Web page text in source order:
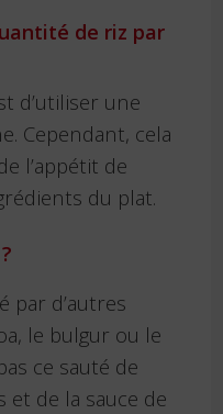
de riz par
d’utiliser une
Cependant, cela
l’appétit de
du plat.
par d’autres
le bulgur ou le
ce sauté de
et de la sauce de